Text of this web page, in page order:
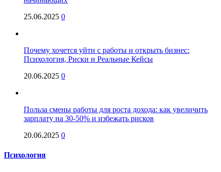
25.06.2025 0
Почему хочется уйти с работы и открыть бизнес:
Психология, Риски и Реальные Кейсы
20.06.2025 0
Польза смены работы для роста дохода: как увеличить
зарплату на 30-50% и избежать рисков
20.06.2025 0
Психология